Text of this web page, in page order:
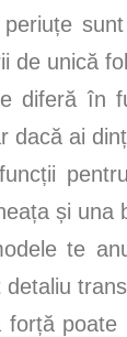
periuțe
de unică
diferă în
dacă ai
și
te
forță poate